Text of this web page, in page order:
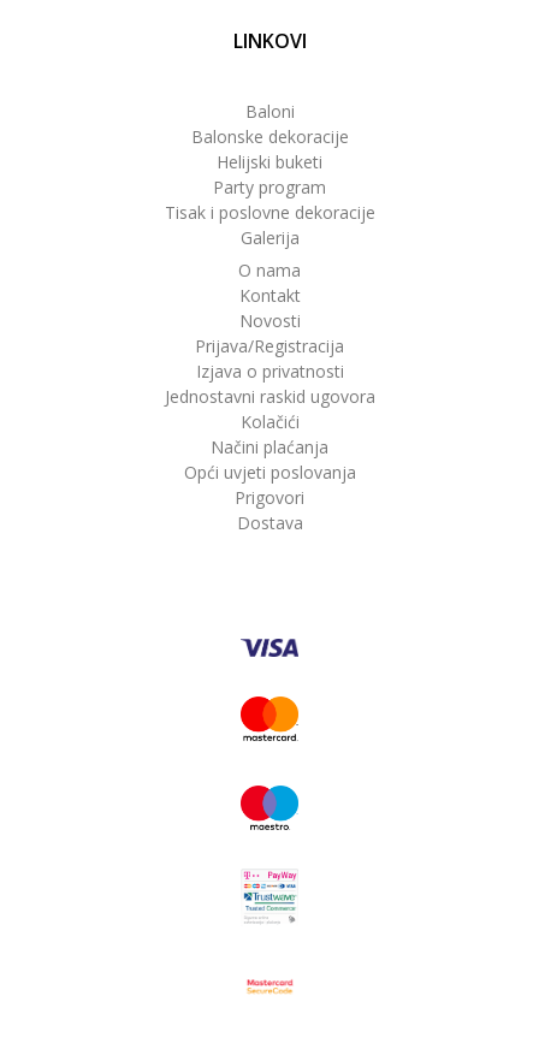
LINKOVI
Baloni
Balonske dekoracije
Helijski buketi
Party program
Tisak i poslovne dekoracije
Galerija
O nama
Kontakt
Novosti
Prijava/Registracija
Izjava o privatnosti
Jednostavni raskid ugovora
Kolačići
Načini plaćanja
Opći uvjeti poslovanja
Prigovori
Dostava